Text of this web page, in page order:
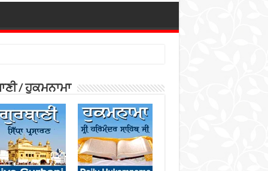
/ ਹੁਕਮਨਾਮਾ